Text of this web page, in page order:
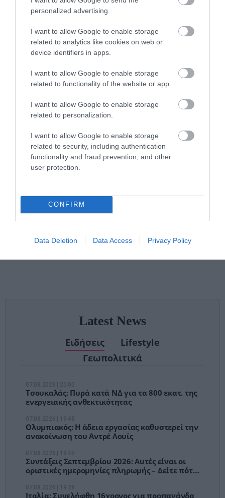
personalized advertising.
I want to allow Google to enable storage
related to analytics like cookies on web or
device identifiers in apps.
I want to allow Google to enable storage
related to functionality of the website or app.
I want to allow Google to enable storage
related to personalization.
I want to allow Google to enable storage
related to security, including authentication
functionality and fraud prevention, and other
user protection.
CONFIRM
Data Deletion Data Access Privacy Policy
Τεμπονέρας στο
χώρα δεν
αντέχει άλλη
είπε για
οικονομία,
ΟΠΕΚΕΠΕ,Τσίπρα
Αγαπηδάκη στο
«Το
"ΠΡΟΛΑΜΒΑΝΩ"
έσωσε ζωές –
15.07.2026 | 20:21
pagenews.gr:
«Το νέο ΕΣΥ
είναι ήδη εδώ
– Τέλος στις
Latest News
Ειδήσεις
Lifestyle
Γεωπολιτικά
Τσουκαλάς: Πυρά κατά ΝΔ για τα 800 εκατ. της
ενεργειακής ανθεκτικότητας
Ολυμπιακός: Η άδεια εργασίας καθυστερεί την
ανακοίνωση του Αντρέ Λουίς
Συντάξεις Σεπτεμβρίου 2026: Αυτές είναι οι
οριστικές ημερομηνίες πληρωμής – Δείτε πότε
Ιταλία: Συνελήφθη 16χρονος για προπαγάνδα